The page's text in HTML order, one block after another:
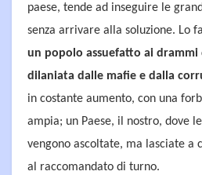
paese, tende ad inseguire le
senza arrivare alla soluzione. Lo
un popolo assuefatto ai drammi
dilaniata dalle mafie e dalla
in costante aumento, con una
ampia; un Paese, il nostro, dove
vengono ascoltate, ma lasciate a
al raccomandato di turno.